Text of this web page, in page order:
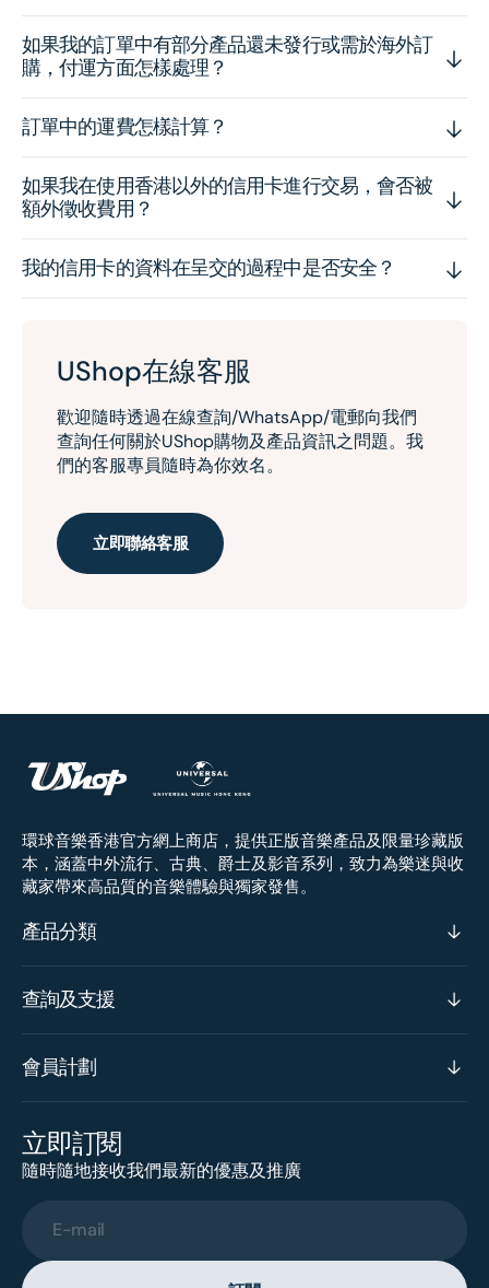
如果我的訂單中有部分產品還未發行或需於海外訂
購，付運方面怎樣處理？
訂單中的運費怎樣計算？
如果我在使用香港以外的信用卡進行交易，會否被
額外徵收費用？
我的信用卡的資料在呈交的過程中是否安全？
UShop在線客服
歡迎隨時透過在線查詢/WhatsApp/電郵向我們
查詢任何關於UShop購物及產品資訊之問題。我
們的客服專員隨時為你效名。
立即聯絡客服
環球音樂香港官方網上商店，提供正版音樂產品及限量珍藏版
本，涵蓋中外流行、古典、爵士及影音系列，致力為樂迷與收
藏家帶來高品質的音樂體驗與獨家發售。
產品分類
查詢及支援
會員計劃
立即訂閱
隨時隨地接收我們最新的優惠及推廣
E-mail